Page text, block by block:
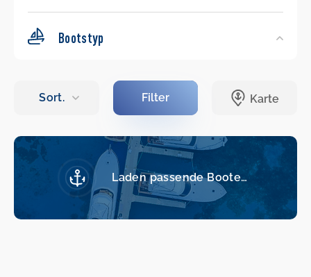
Bootstyp
Laden passende Boote…